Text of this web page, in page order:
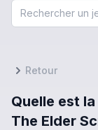
Retour
Quelle est
The Elder